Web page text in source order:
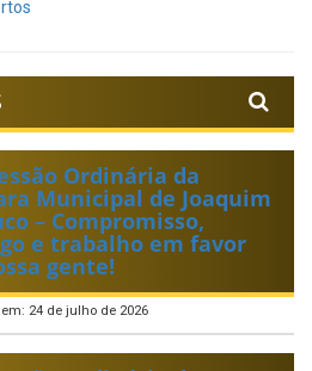
Ordinária da
Municipal de Joaquim
– Compromisso,
e trabalho em favor
gente!
24 de julho de 2026